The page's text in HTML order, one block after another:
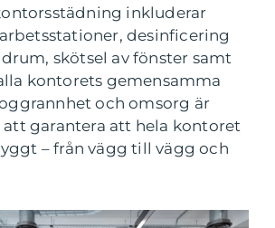
inkluderar
desinficering
skötsel av fönster samt
kontorets gemensamma
och omsorg är
garantera att hela kontoret
– från vägg till vägg och